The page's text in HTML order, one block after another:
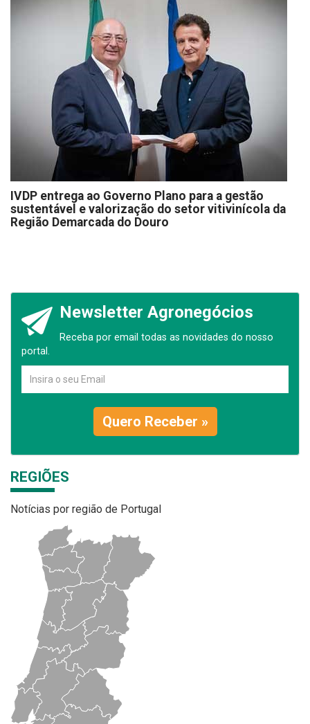
IVDP entrega ao Governo Plano para a gestão
sustentável e valorização do setor vitivinícola da
Região Demarcada do Douro
Newsletter Agronegócios
Receba por email todas as novidades do nosso
portal.
Quero Receber »
REGIÕES
Notícias por região de Portugal